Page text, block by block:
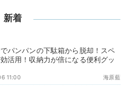
新着
パンパンの下駄箱から脱却！スペ
活用！収納力が倍になる便利グッ
海原藍
11:00